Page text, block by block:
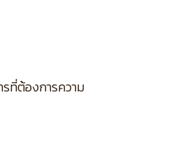
รที่ต้องการความ